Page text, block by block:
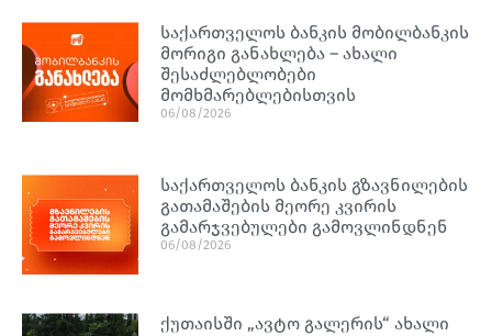
საქართველოს ბანკის მობილბანკის
მორიგი განახლება – ახალი
შესაძლებლობები
მომხმარებლებისთვის
06/08/2026
საქართველოს ბანკის გზავნილების
გათამაშების მეორე კვირის
გამარჯვებულები გამოვლინდნენ
06/08/2026
ქუთაისში „ავტო გალერის“ ახალი